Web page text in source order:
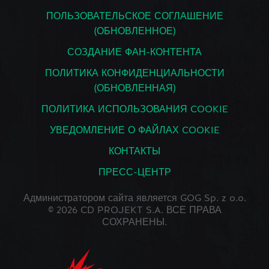
ПОЛЬЗОВАТЕЛЬСКОЕ СОГЛАШЕНИЕ
(ОБНОВЛЕННОЕ)
СОЗДАНИЕ ФАН-КОНТЕНТА
ПОЛИТИКА КОНФИДЕНЦИАЛЬНОСТИ
(ОБНОВЛЕННАЯ)
ПОЛИТИКА ИСПОЛЬЗОВАНИЯ COOKIE
УВЕДОМЛЕНИЕ О ФАЙЛАХ COOKIE
КОНТАКТЫ
ПРЕСС-ЦЕНТР
Администратором сайта является GOG Sp. z o.o.
© 2026 CD PROJEKT S.A. ВСЕ ПРАВА
СОХРАНЕНЫ.